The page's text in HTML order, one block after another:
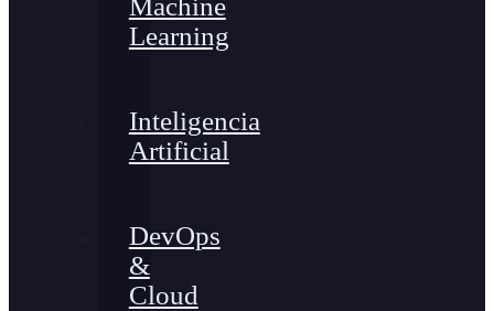
Machine
Learning
Inteligencia
Artificial
DevOps
&
Cloud